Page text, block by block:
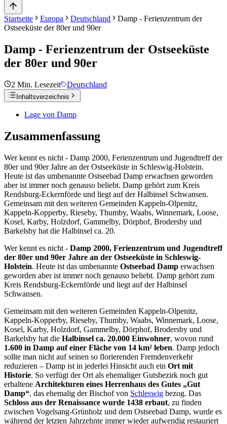
Startseite Europa Deutschland
Damp - Ferienzentrum der
Ostseeküste der 80er und 90er
Damp - Ferienzentrum der Ostseeküste
der 80er und 90er
2 Min. Lesezeit Deutschland
Inhaltsverzeichnis
Lage von Damp
Zusammenfassung
Wer kennt es nicht - Damp 2000, Ferienzentrum und Jugendtreff der
80er und 90er Jahre an der Ostseeküste in Schleswig-Holstein.
Heute ist das umbenannte Ostseebad Damp erwachsen geworden
aber ist immer noch genauso beliebt. Damp gehört zum Kreis
Rendsburg-Eckernförde und liegt auf der Halbinsel Schwansen.
Gemeinsam mit den weiteren Gemeinden Kappeln-Olpenitz,
Kappeln-Kopperby, Rieseby, Thumby, Waabs, Winnemark, Loose,
Kosel, Karby, Holzdorf, Gammelby, Dörphof, Brodersby und
Barkelsby hat die Halbinsel ca. 20.
Wer kennt es nicht - Damp 2000, Ferienzentrum und Jugendtreff
der 80er und 90er Jahre an der Ostseeküste in Schleswig-
Holstein. Heute ist das umbenannte Ostseebad Damp erwachsen
geworden aber ist immer noch genauso beliebt. Damp gehört zum
Kreis Rendsburg-Eckernförde und liegt auf der Halbinsel
Schwansen.
Gemeinsam mit den weiteren Gemeinden Kappeln-Olpenitz,
Kappeln-Kopperby, Rieseby, Thumby, Waabs, Winnemark, Loose,
Kosel, Karby, Holzdorf, Gammelby, Dörphof, Brodersby und
Barkelsby hat die Halbinsel ca. 20.000 Einwohner, wovon rund
1.600 in Damp auf einer Fläche von 14 km² leben. Damp jedoch
sollte man nicht auf seinen so florierenden Fremdenverkehr
reduzieren – Damp ist in jederlei Hinsicht auch ein Ort mit
Historie. So verfügt der Ort als ehemaliger Gutsbezirk noch gut
erhaltene Architekturen eines Herrenhaus des Gutes „Gut
Damp“, das ehemalig der Bischof von Schleswig bezog. Das
Schloss aus der Renaissance wurde 1438 erbaut, zu finden
zwischen Vogelsang-Grünholz und dem Ostseebad Damp, wurde es
während der letzten Jahrzehnte immer wieder aufwendig restauriert